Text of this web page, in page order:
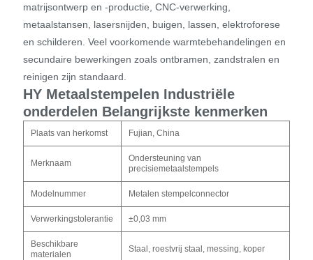
matrijsontwerp en -productie, CNC-verwerking,
metaalstansen, lasersnijden, buigen, lassen, elektroforese
en schilderen. Veel voorkomende warmtebehandelingen en
secundaire bewerkingen zoals ontbramen, zandstralen en
reinigen zijn standaard.
HY Metaalstempelen Industriële
onderdelen Belangrijkste kenmerken
Plaats van herkomst Fujian, China
Merknaam
Ondersteuning van
precisiemetaalstempels
Modelnummer Metalen stempelconnector
Verwerkingstolerantie ±0,03 mm
Beschikbare
materialen
Staal, roestvrij staal, messing, koper